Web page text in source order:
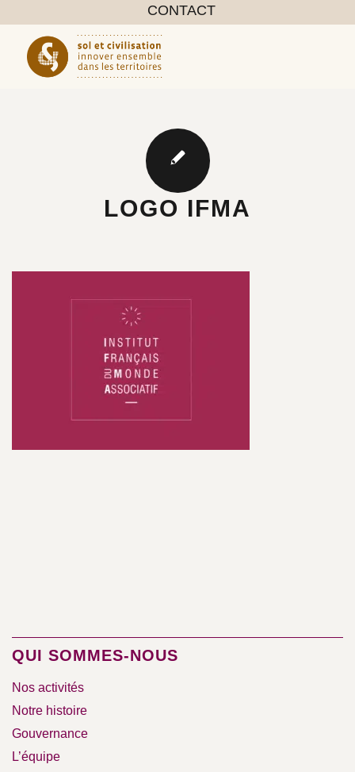
CONTACT
LOGO IFMA
QUI SOMMES-NOUS
Nos activités
Notre histoire
Gouvernance
L’équipe